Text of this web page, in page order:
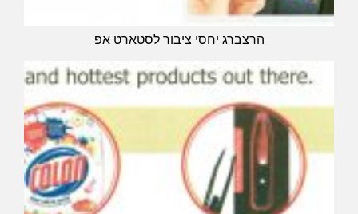
הרצברג יחסי ציבור לסטארט אפ